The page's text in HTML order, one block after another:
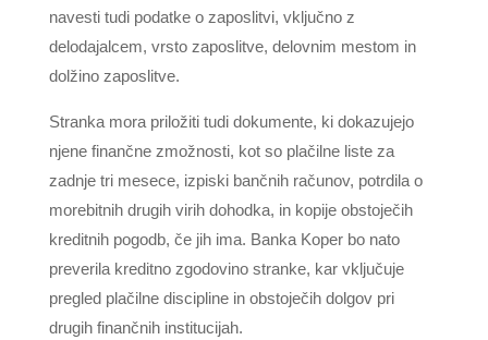
navesti tudi podatke o zaposlitvi, vključno z
delodajalcem, vrsto zaposlitve, delovnim mestom in
dolžino zaposlitve.
Stranka mora priložiti tudi dokumente, ki dokazujejo
njene finančne zmožnosti, kot so plačilne liste za
zadnje tri mesece, izpiski bančnih računov, potrdila o
morebitnih drugih virih dohodka, in kopije obstoječih
kreditnih pogodb, če jih ima. Banka Koper bo nato
preverila kreditno zgodovino stranke, kar vključuje
pregled plačilne discipline in obstoječih dolgov pri
drugih finančnih institucijah.